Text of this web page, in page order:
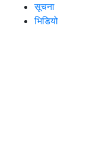
सूचना
भिडियो